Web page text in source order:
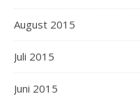
August 2015
Juli 2015
Juni 2015